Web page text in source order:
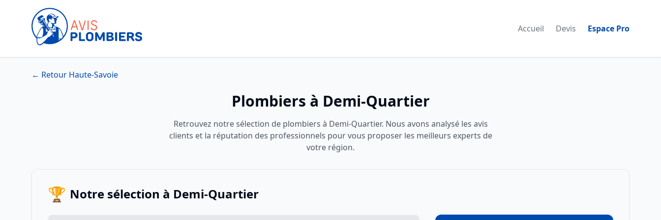
Accueil Devis Espace Pro
← Retour Haute-Savoie
Plombiers à Demi-Quartier
Retrouvez notre sélection de plombiers à Demi-Quartier. Nous avons analysé les avis
clients et la réputation des professionnels pour vous proposer les meilleurs experts de
votre région.
🏆 Notre sélection à Demi-Quartier